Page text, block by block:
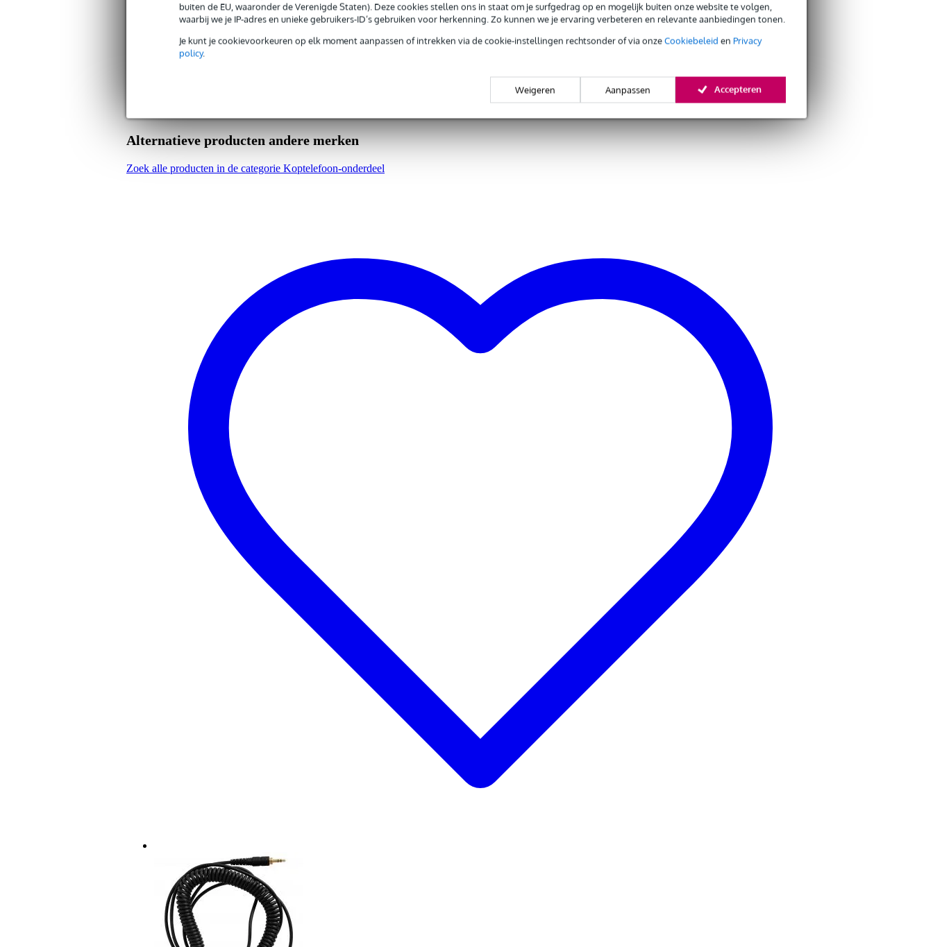
buiten de EU, waaronder de Verenigde Staten). Deze cookies stellen ons in staat om je surfgedrag op en mogelijk buiten onze website te volgen,
waarbij we je IP-adres en unieke gebruikers-ID’s gebruiken voor herkenning. Zo kunnen we je ervaring verbeteren en relevante aanbiedingen tonen.
Je kunt je cookievoorkeuren op elk moment aanpassen of intrekken via de cookie-instellingen rechtsonder of via onzeCookiebeleid en Privacy
policy.
Weigeren Aanpassen Accepteren
Alternatieve producten andere merken
Zoek alle producten in de categorie Koptelefoon-onderdeel